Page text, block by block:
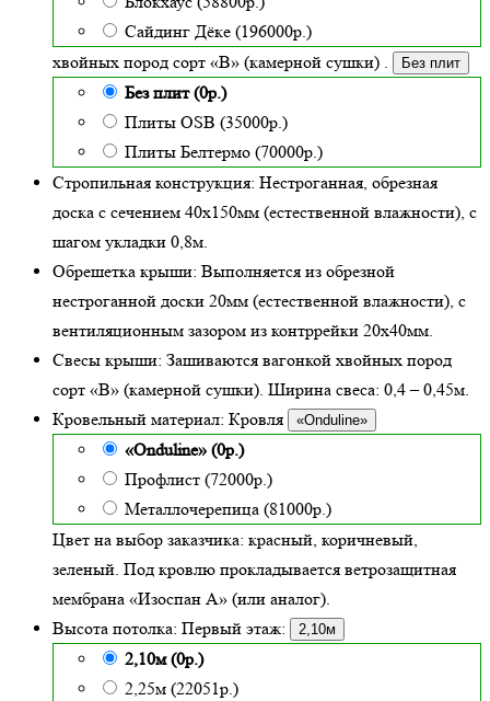
Сайдинг Дёке (196000р.)
хвойных пород сорт «В» (камерной сушки) . Без плит
Без плит (0р.)
Плиты OSB (35000р.)
Плиты Белтермо (70000р.)
Стропильная конструкция: Нестроганная, обрезная
доска с сечением 40х150мм (естественной влажности), с
шагом укладки 0,8м.
Обрешетка крыши: Выполняется из обрезной
нестроганной доски 20мм (естественной влажности), с
вентиляционным зазором из контррейки 20х40мм.
Свесы крыши: Зашиваются вагонкой хвойных пород
сорт «В» (камерной сушки). Ширина свеса: 0,4 – 0,45м.
Кровельный материал: Кровля «Onduline»
«Onduline» (0р.)
Профлист (72000р.)
Металлочерепица (81000р.)
Цвет на выбор заказчика: красный, коричневый,
зеленый. Под кровлю прокладывается ветрозащитная
мембрана «Изоспан А» (или аналог).
Высота потолка: Первый этаж: 2,10м
2,10м (0р.)
2,25м (22051р.)